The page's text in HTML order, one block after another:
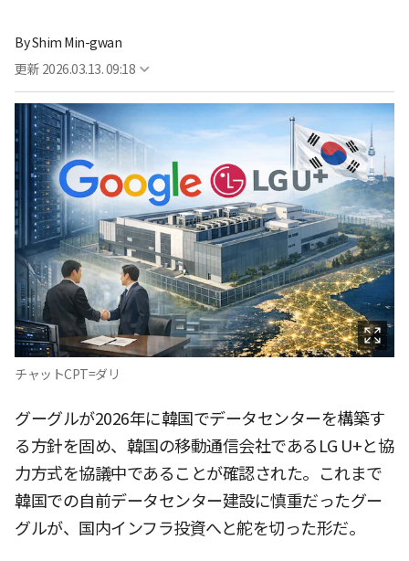
ByShim Min-gwan
更新 2026.03.13. 09:18
チャットCPT=ダリ
グーグルが2026年に韓国でデータセンターを構築す
る方針を固め、韓国の移動通信会社であるLG U+と協
力方式を協議中であることが確認された。これまで
韓国での自前データセンター建設に慎重だったグー
グルが、国内インフラ投資へと舵を切った形だ。